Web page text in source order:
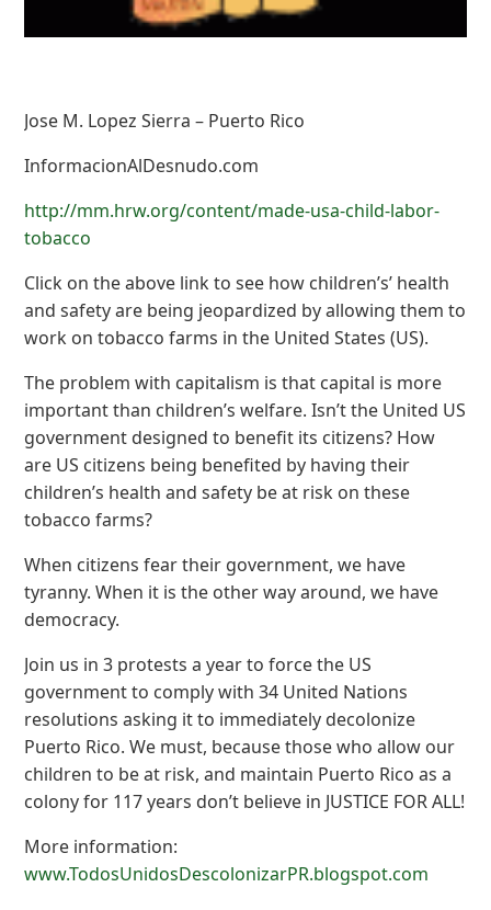
Jose M. Lopez Sierra – Puerto Rico
InformacionAlDesnudo.com
http://mm.hrw.org/content/made-usa-child-labor-
tobacco
Click on the above link to see how children’s’ health
and safety are being jeopardized by allowing them to
work on tobacco farms in the United States (US).
The problem with capitalism is that capital is more
important than children’s welfare. Isn’t the United US
government designed to benefit its citizens? How
are US citizens being benefited by having their
children’s health and safety be at risk on these
tobacco farms?
When citizens fear their government, we have
tyranny. When it is the other way around, we have
democracy.
Join us in 3 protests a year to force the US
government to comply with 34 United Nations
resolutions asking it to immediately decolonize
Puerto Rico. We must, because those who allow our
children to be at risk, and maintain Puerto Rico as a
colony for 117 years don’t believe in JUSTICE FOR ALL!
More information:
www.TodosUnidosDescolonizarPR.blogspot.com